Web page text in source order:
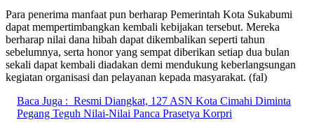
Para penerima manfaat pun berharap Pemerintah Kota Sukabumi
dapat mempertimbangkan kembali kebijakan tersebut. Mereka
berharap nilai dana hibah dapat dikembalikan seperti tahun
sebelumnya, serta honor yang sempat diberikan setiap dua bulan
sekali dapat kembali diadakan demi mendukung keberlangsungan
kegiatan organisasi dan pelayanan kepada masyarakat. (fal)
Baca Juga : Resmi Diangkat, 127 ASN Kota Cimahi Diminta
Pegang Teguh Nilai-Nilai Panca Prasetya Korpri